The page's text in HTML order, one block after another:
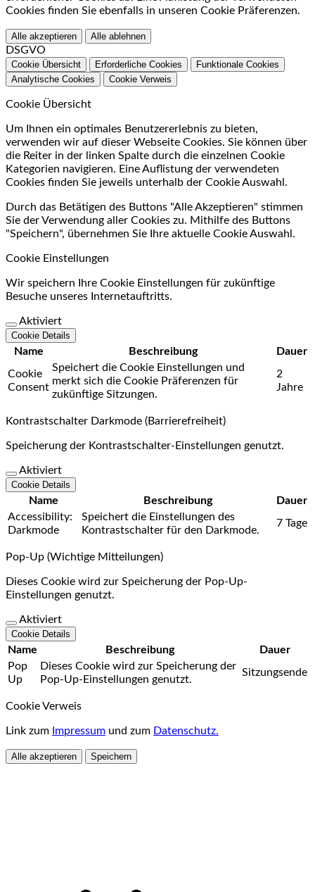
Cookies finden Sie ebenfalls in unseren Cookie Präferenzen.
Alle akzeptieren Alle ablehnen
DSGVO
Cookie Übersicht Erforderliche Cookies
Funktionale Cookies
Analytische Cookies
Cookie Verweis
Cookie Übersicht
Um Ihnen ein optimales Benutzererlebnis zu bieten,
verwenden wir auf dieser Webseite Cookies. Sie können über
die Reiter in der linken Spalte durch die einzelnen Cookie
Kategorien navigieren. Eine Auflistung der verwendeten
Cookies finden Sie jeweils unterhalb der Cookie Auswahl.
Durch das Betätigen des Buttons "Alle Akzeptieren" stimmen
Sie der Verwendung aller Cookies zu. Mithilfe des Buttons
"Speichern", übernehmen Sie Ihre aktuelle Cookie Auswahl.
Cookie Einstellungen
Wir speichern Ihre Cookie Einstellungen für zukünftige
Besuche unseres Internetauftritts.
Aktiviert
Cookie Details
Name Beschreibung
Dauer
Cookie
Consent
Speichert die Cookie Einstellungen und
merkt sich die Cookie Präferenzen für
zukünftige Sitzungen.
2
Jahre
Kontrastschalter Darkmode (Barrierefreiheit)
Speicherung der Kontrastschalter-Einstellungen genutzt.
Aktiviert
Cookie Details
Name Beschreibung
Dauer
Accessibility:
Darkmode
Speichert die Einstellungen des
Kontrastschalter für den Darkmode.
7 Tage
Pop-Up (Wichtige Mitteilungen)
Dieses Cookie wird zur Speicherung der Pop-Up-
Einstellungen genutzt.
Aktiviert
Cookie Details
Name Beschreibung
Dauer
Pop
Up
Dieses Cookie wird zur Speicherung der
Pop-Up-Einstellungen genutzt.
Sitzungsende
Cookie Verweis
Link zum Impressum und zum Datenschutz.
Alle akzeptieren Speichern